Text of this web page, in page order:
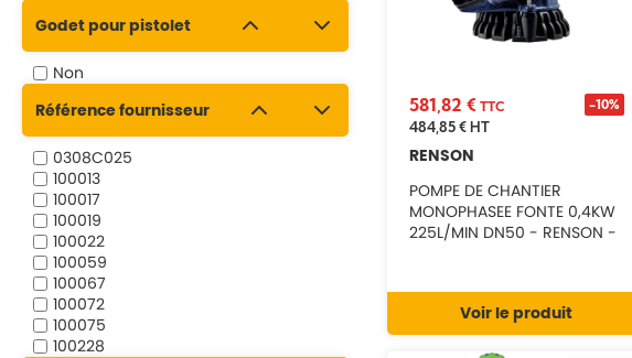
Godet pour pistolet
Non
Référence fournisseur
0308C025
100013
100017
100019
100022
100059
100067
100072
100075
100228
581,82 € TTC -10%
484,85 €HT
RENSON
POMPE DE CHANTIER
MONOPHASEE FONTE 0,4KW
225L/MIN DN50 - RENSON -
Voir le produit